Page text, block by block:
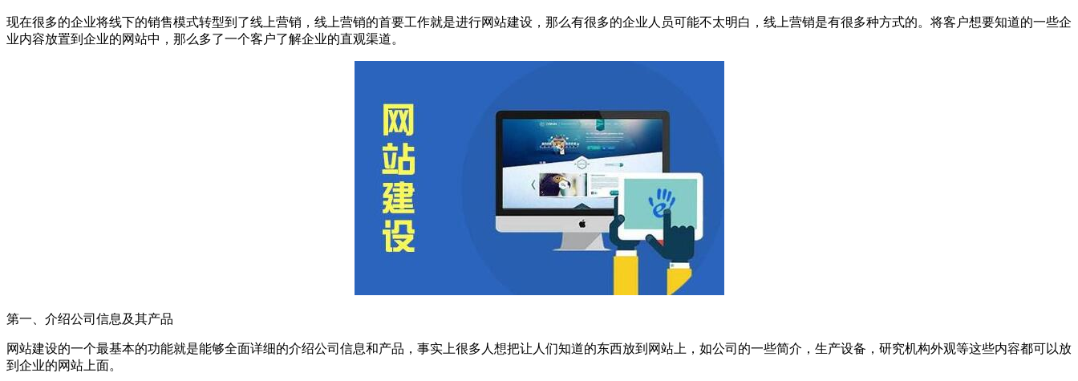
现在很多的企业将线下的销售模式转型到了线上营销，线上营销的首要工作就是进行网站建设，那么有很多的企业人员可能不太明白，线上营销是有很多种方式的。将客户想要知道的一些企
业内容放置到企业的网站中，那么多了一个客户了解企业的直观渠道。
第一、介绍公司信息及其产品
网站建设的一个最基本的功能就是能够全面详细的介绍公司信息和产品，事实上很多人想把让人们知道的东西放到网站上，如公司的一些简介，生产设备，研究机构外观等这些内容都可以放
到企业的网站上面。